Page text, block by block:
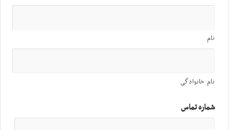
نام
نام خانوادگی
شماره تماس